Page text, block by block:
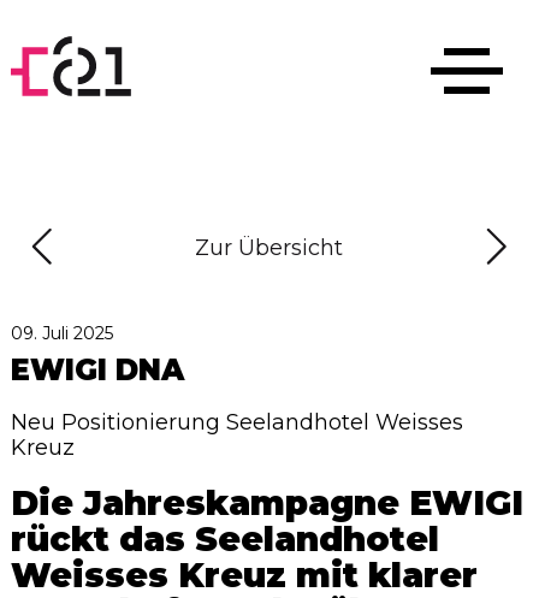
Zur Übersicht
09. Juli 2025
EWIGI DNA
Neu Positionierung Seelandhotel Weisses
Kreuz
Die Jahreskampagne EWIGI
rückt das Seelandhotel
Weisses Kreuz mit klarer